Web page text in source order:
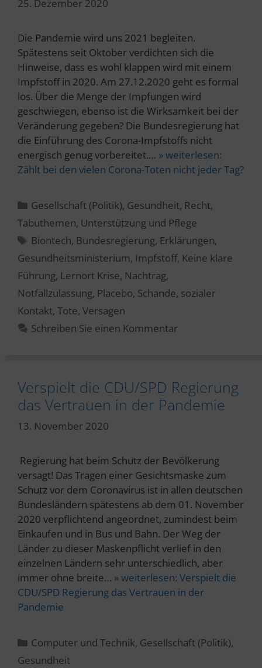
25. Dezember 2020
Die Pandemie wird uns 2021 begleiten.
Spätestens seit Oktober verdichten sich die
Hinweise, dass es wohl klappen wird mit einem
Impfstoff in 2020. Am 27.12.2020 geht es formal
los. Über die Menge der Impfungen wird
geschwiegen, ebenso ist die Wirksamkeit bei der
Veränderung gegeben? Die Bundesregierung hat
die Einführung des Corona-Impfstoffs nicht
energisch genug vorbereitet.… » weiterlesen:
Zählt bei den vielen Corona-Toten nicht jeder Tag?
Kategorien
Gesellschaft (Politik), Gesundheit, Recht,
Tabuthemen, Unterstützung und Pflege
Schlagwörter
Biontech, Bundesregierung, Erklärungen,
Gesundheitsministerium, Impfstoff, Keine klare
Führung, Lernort Krise, Nachtrag,
Notfallzulassung, Placebo, Schande, sozialer
Kontakt, Tote, Versagen
Schreiben Sie einen Kommentar
Verspielt die CDU/SPD Regierung
das Vertrauen in der Pandemie
13. November 2020
Regierung hat beim Schutz der Bevölkerung
versagt! Das Tragen einer Gesichtsmaske zum
Schutz vor dem Coronavirus ist in allen deutschen
Bundesländern spätestens ab dem 01. November
2020 verpflichtend angeordnet, zumindest beim
Einkaufen und in Bus und Bahn. Der Weg der
Länder zu dieser Maskenpflicht verlief in den
einzelnen Ländern sehr unterschiedlich, aber
immer ohne breite… » weiterlesen: Verspielt die
CDU/SPD Regierung das Vertrauen in der
Pandemie
Kategorien
Computer und Technik, Gesellschaft (Politik),
Gesundheit